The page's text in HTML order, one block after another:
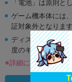
「電池」は原則と
ゲーム機本体には
証対象外となります
ディスク類の読み
度のキズがある場
※詳細につきまして